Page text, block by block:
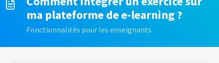
ma plateforme de e-learning ?
Fonctionnalités pour les enseignants